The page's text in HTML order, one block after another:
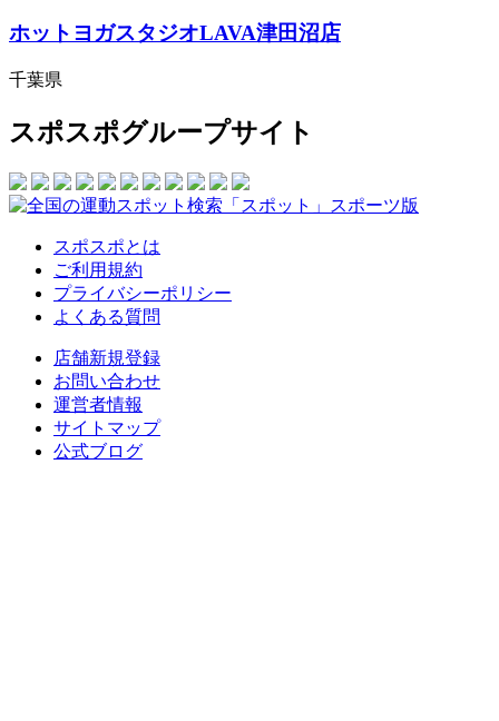
ホットヨガスタジオLAVA津田沼店
千葉県
スポスポグループサイト
スポスポとは
ご利用規約
プライバシーポリシー
よくある質問
店舗新規登録
お問い合わせ
運営者情報
サイトマップ
公式ブログ